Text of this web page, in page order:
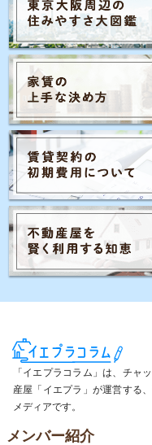
「イエプラコラム」は、チャ
産屋「イエプラ」が運営する
メディアです。
メンバー紹介